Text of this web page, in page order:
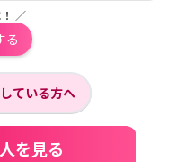
／
る
ている方へ
を見る